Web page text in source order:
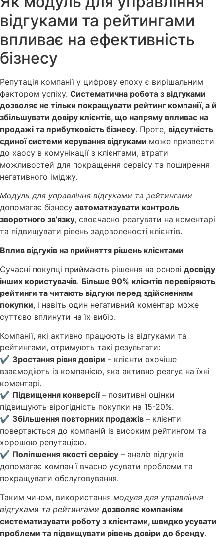
відгуками та рейтингами
впливає на ефективність
бізнесу
Репутація компанії у цифрову епоху є вирішальним
фактором успіху. Систематична робота з відгуками
дозволяє не тільки покращувати рейтинг компанії, а й
збільшувати довіру клієнтів, що напряму впливає на
продажі та прибутковість бізнесу. Проте, відсутність
єдиної системи керування відгуками може призвести
до хаосу в комунікації з клієнтами, втрати
можливостей для покращення сервісу та поширення
негативного іміджу.
Модуль для управління відгуками та рейтингами
допомагає бізнесу автоматизувати контроль
зворотного зв’язку, своєчасно реагувати на коментарі
та підвищувати рівень задоволеності клієнтів.
Вплив відгуків на прийняття рішень клієнтами
Сучасні покупці приймають рішення на основі досвіду
інших користувачів. Більше 90% клієнтів перевіряють
рейтинги та читають відгуки перед здійсненням
покупки, і навіть один негативний коментар може
суттєво вплинути на їх вибір.
Компанії, які активно працюють із відгуками та
рейтингами, отримують такі результати:
✔ Зростання рівня довіри – клієнти охочіше
взаємодіють із компанією, яка активно реагує на їхні
коментарі.
✔ Підвищення конверсії– позитивні оцінки
підвищують вірогідність покупки на 15-20%.
✔ Збільшення повторних продажів – клієнти
повертаються до компаній із високим рейтингом та
хорошою репутацією.
✔ Поліпшення якості сервісу – аналіз відгуків
допомагає компанії вчасно усувати проблеми та
покращувати обслуговування.
Таким чином, використання модуля для управління
відгуками та рейтингами дозволяє компаніям
систематизувати роботу з клієнтами, швидко усувати
проблеми та підвищувати рівень довіри до бренду.